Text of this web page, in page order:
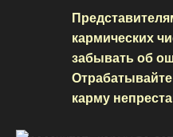
кармических
забывать об
карму